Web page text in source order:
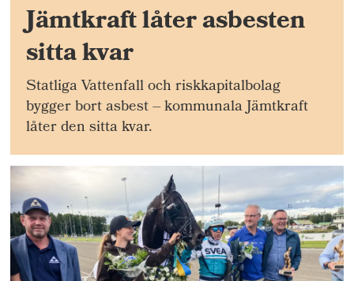
Jämtkraft låter asbesten
sitta kvar
Statliga Vattenfall och riskkapitalbolag
bygger bort asbest – kommunala Jämtkraft
låter den sitta kvar.